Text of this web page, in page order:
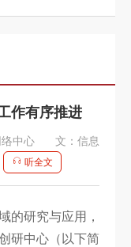
作有序推进
中心
文：信息
听全文
的研究与应用，
研中心（以下简